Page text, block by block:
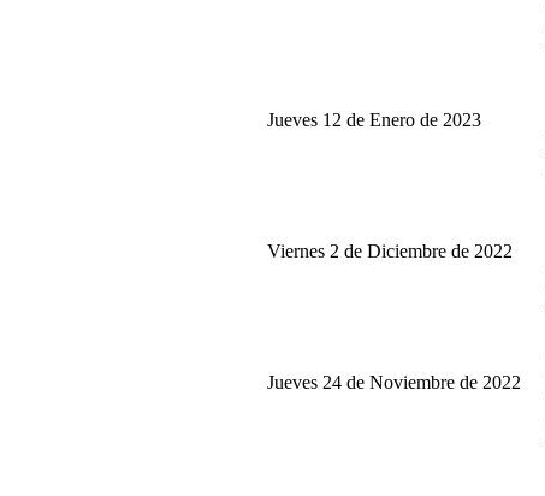
Jueves 12 de Enero de 2023
Viernes 2 de Diciembre de 2022
Jueves 24 de Noviembre de 2022